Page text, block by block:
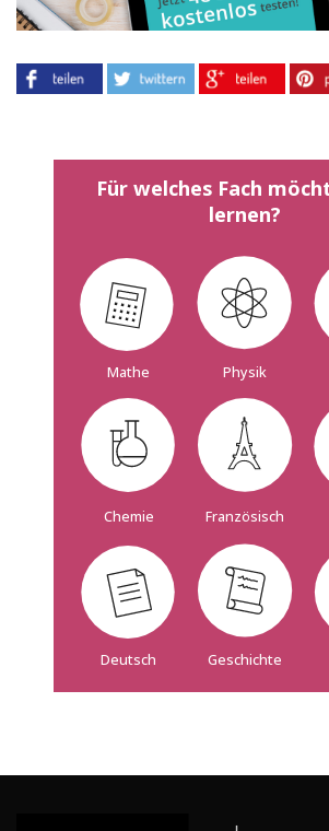
Für welches Fach
lernen?
Mathe Physik
Chemie Französisch
Deutsch Geschichte